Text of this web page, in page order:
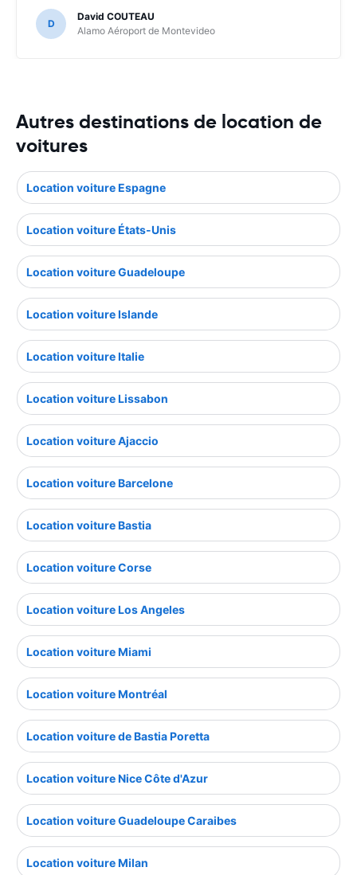
des offres claires par rapport aux assurances ("Sans
souci") est un vrai plus. Excellente idée également de
joindre au voucher la page explicitant en français, en
D
David COUTEAU
Alamo Aéroport de Montevideo
Autres destinations de location de
voitures
Location voiture Espagne
Location voiture États-Unis
Location voiture Guadeloupe
Location voiture Islande
Location voiture Italie
Location voiture Lissabon
Location voiture Ajaccio
Location voiture Barcelone
Location voiture Bastia
Location voiture Corse
Location voiture Los Angeles
Location voiture Miami
Location voiture Montréal
Location voiture de Bastia Poretta
Location voiture Nice Côte d'Azur
Location voiture Guadeloupe Caraibes
Location voiture Milan